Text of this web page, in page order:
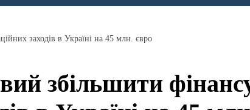
заходів в Україні на 45 млн. євро
збільшити